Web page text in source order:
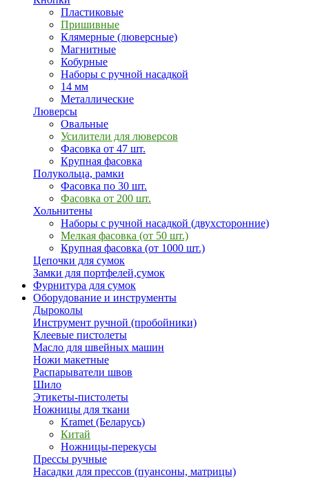
Пластиковые
Пришивные
Клямерные (люверсные)
Магнитные
Кобурные
Наборы с ручной насадкой
14 мм
Металлические
Люверсы
Овальные
Усилители для люверсов
Фасовка от 47 шт.
Крупная фасовка
Полукольца, рамки
Фасовка по 30 шт.
Фасовка от 200 шт.
Хольнитены
Наборы с ручной насадкой (двухсторонние)
Мелкая фасовка (от 50 шт.)
Крупная фасовка (от 1000 шт.)
Цепочки для сумок
Замки для портфелей,сумок
Фурнитура для сумок
Оборудование и инструменты
Дыроколы
Инструмент ручной (пробойники)
Клеевые пистолеты
Масло для швейных машин
Ножи макетные
Распарыватели швов
Шило
Этикеты-пистолеты
Ножницы для ткани
Kramet (Беларусь)
Китай
Ножницы-перекусы
Прессы ручные
Насадки для прессов (пуансоны, матрицы)